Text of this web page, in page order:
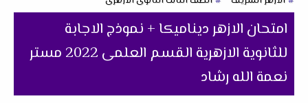
امتحان الازهر ديناميكا + نموذج الاجابة
للثانوية الازهرية القسم العلمى 2022 مستر
نعمة الله رشاد